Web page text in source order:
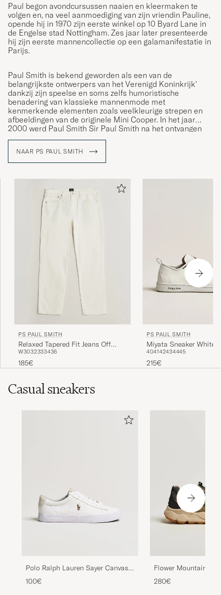
Paul begon avondcursussen naaien en kleermaken te
volgen en, na veel aanmoediging van zijn vriendin Pauline,
opende hij in 1970 zijn eerste winkel op 10 Byard Lane in
de Engelse stad Nottingham. Zes jaar later presenteerde
hij zijn eerste mannencollectie op een galamanifestatie in
Parijs.
Paul Smith is bekend geworden als een van de
belangrijkste ontwerpers van het Verenigd Koninkrijk'
dankzij zijn speelse en soms zelfs humoristische
benadering van klassieke mannenmode met
kenmerkende elementen zoals veelkleurige strepen en
afbeeldingen van de originele Mini Cooper. In het jaar
2000 werd Paul Smith Sir Paul Smith na het ontvangen
mode-industrie.
NAAR PS PAUL SMITH
PS PAUL SMITH
Relaxed Tapered Fit Jeans Off
White
W3032333436
185€
PS PAUL SMITH
Miyata Sneaker White
404142434445
215€
Casual sneakers
Polo Ralph Lauren Sayer Canvas
Sneakers White
100€
Flower Mountain
Suede/Nylon Trail
280€